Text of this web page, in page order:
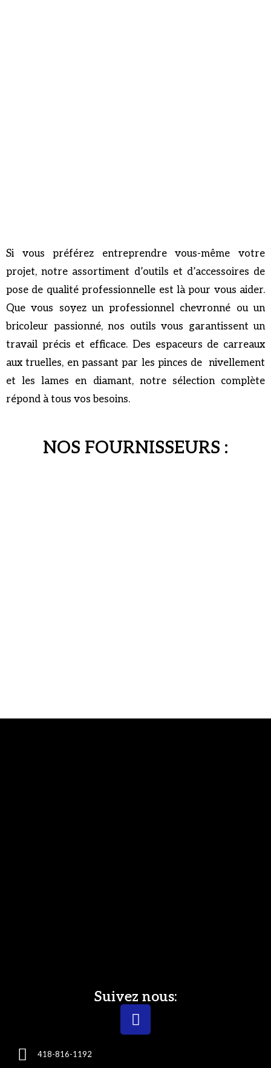
Si vous préférez entreprendre vous-même votre
projet, notre assortiment d’outils et d’accessoires de
pose de qualité professionnelle est là pour vous aider.
Que vous soyez un professionnel chevronné ou un
bricoleur passionné, nos outils vous garantissent un
travail précis et efficace. Des espaceurs de carreaux
aux truelles, en passant par les pinces de nivellement
et les lames en diamant, notre sélection complète
répond à tous vos besoins.
NOS FOURNISSEURS :
Suivez nous:
418-816-1192